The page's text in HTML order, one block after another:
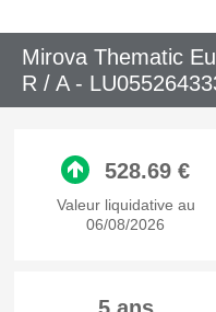
Mirova Thematic
R / A -
528.69 €
Valeur liquidative au
06/08/2026